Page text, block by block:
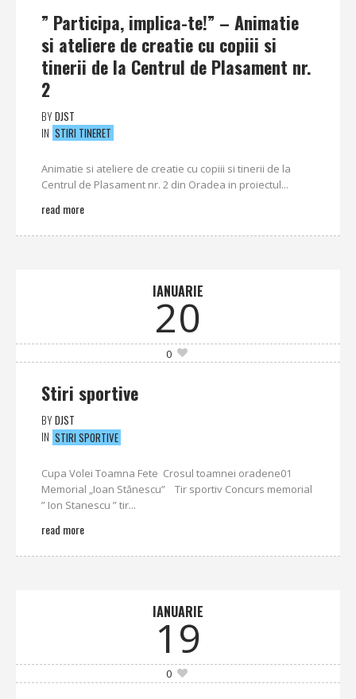
” Participa, implica-te!” – Animatie
si ateliere de creatie cu copiii si
tinerii de la Centrul de Plasament nr.
2
BYDJST
IN STIRI TINERET
Animatie si ateliere de creatie cu copiii si tinerii de la
Centrul de Plasament nr. 2 din Oradea in proiectul...
read more
IANUARIE
20
0
Stiri sportive
BYDJST
IN STIRI SPORTIVE
Cupa Volei Toamna Fete ‎ Crosul toamnei oradene01
Memorial „Ioan Stănescu” Tir sportiv Concurs memorial
” Ion Stanescu ” tir...
read more
IANUARIE
19
0